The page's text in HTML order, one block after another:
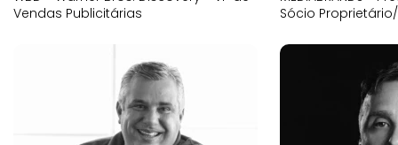
Vendas Publicitárias
Sócio